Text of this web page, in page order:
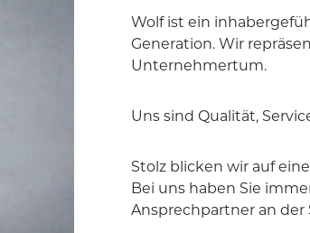
Wolf ist ein
Generation. Wir
Unternehmertum.
Uns sind Qualität,
Stolz blicken wir auf
Bei uns haben Sie
Ansprechpartner an der